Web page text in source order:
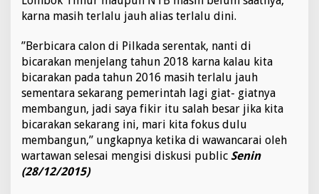
l
k
d
a
karna masih terlalu jauh alias terlalu dini.
”Berbicara calon di Pilkada serentak, nanti di
bicarakan menjelang tahun 2018 karna kalau kita
bicarakan pada tahun 2016 masih terlalu jauh
sementara sekarang pemerintah lagi giat- giatnya
membangun, jadi saya fikir itu salah besar jika kita
bicarakan sekarang ini, mari kita fokus dulu
membangun,” ungkapnya ketika di wawancarai oleh
wartawan selesai mengisi diskusi public Senin
(28/12/2015)